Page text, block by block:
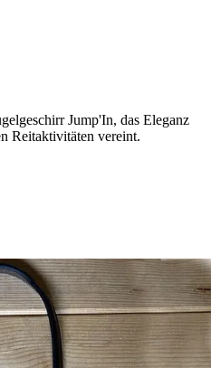
Jump'In, das Eleganz
Reitaktivitäten vereint.